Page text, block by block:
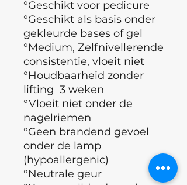
°Geschikt voor pedicure
°Geschikt als basis onder
gekleurde bases of gel
°Medium, Zelfnivellerende
consistentie, vloeit niet
°Houdbaarheid zonder
lifting 3 weken
°Vloeit niet onder de
nagelriemen
°Geen brandend gevoel
onder de lamp
(hypoallergenic)
°Neutrale geur